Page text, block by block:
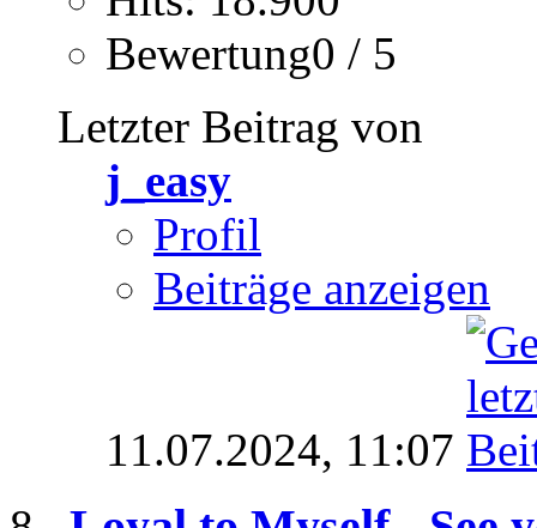
Bewertung0 / 5
Letzter Beitrag von
j_easy
Profil
Beiträge anzeigen
11.07.2024, 11:07